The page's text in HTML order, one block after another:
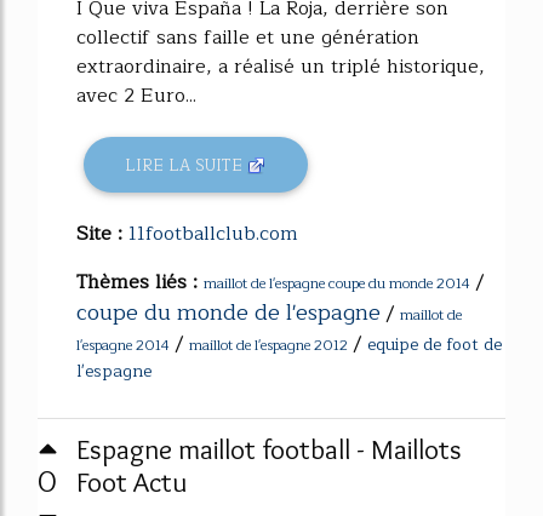
I Que viva España ! La Roja, derrière son
collectif sans faille et une génération
extraordinaire, a réalisé un triplé historique,
avec 2 Euro...
LIRE LA SUITE
Site : 11footballclub.com
Thèmes liés : maillot de l'espagne coupe du monde 2014 /
coupe du monde de l'espagne/ maillot de
l'espagne 2014 / maillot de l'espagne 2012 / equipe de foot de
l'espagne
0
Espagne maillot football - Maillots
Foot Actu